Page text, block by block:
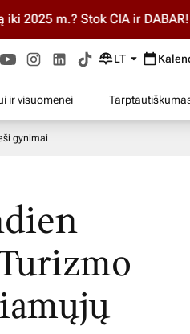
m.? Stok ČIA ir DABAR!
LT
ir visuomenei
gynimai